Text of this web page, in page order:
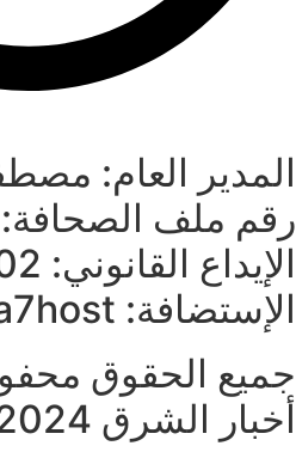
المدير العام:
رقم ملف الصحافة: ص
الإيداع القانوني: 2018PE0002
الإستضافة: naja7host
جميع الحقوق
أخبار الشرق 2024 ©